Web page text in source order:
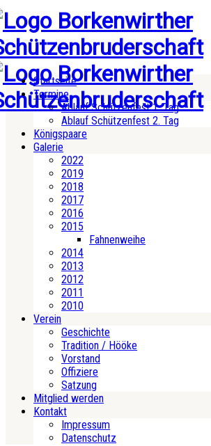
Startseite
Termine
Ablauf Schützenfest 1. Tag
Ablauf Schützenfest 2. Tag
Königspaare
Galerie
2022
2019
2018
2017
2016
2015
Fahnenweihe
2014
2013
2012
2011
2010
Verein
Geschichte
Tradition / Hööke
Vorstand
Offiziere
Satzung
Mitglied werden
Kontakt
Impressum
Datenschutz